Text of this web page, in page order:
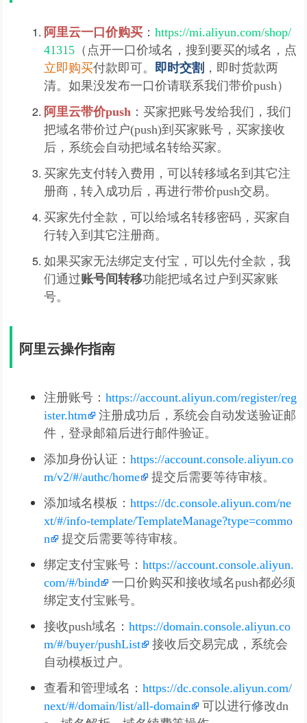
阿里云一口价购买 ：https://mi.aliyun.com/shop/
41315 （点开一口价域名，搜到要买的域名，点
立即购买付款即可。 即时交割 ，即时货款两
清。如果没发布一口价请联系我们带价push）
阿里云带价push ：买家把账号发给我们，我们
把域名带价过户(push)到买家账号，买家接收
后，系统会自动把域名转给买家。
买家先支付转入费用，可以转移域名到其它注
册商，转入成功后，再进行带价push交易。
买家先付全款，可以给域名转移密码，买家自
行转入到其它注册商。
如果买家无法绑定支付宝，可以先付全款，我
们通过账号间转移功能把域名过户到买家账
号。
阿里云操作指南
注册账号：https://account.aliyun.com/register/reg
ister.htm
注册成功后，系统会自动发送验证邮
件，登录邮箱后进行邮件验证。
添加身份认证：https://account.console.aliyun.co
m/v2/#/authc/home
提交后需要等待审核。
添加域名模板：https://dc.console.aliyun.com/ne
xt/#/info-template/TemplateManage?type=commo
n
提交后需要等待审核。
绑定支付宝账号：https://account.console.aliyun.
com/#/bind
一口价购买和接收域名push都必须
绑定支付宝账号。
接收push域名：https://domain.console.aliyun.co
m/#/buyer/pushList
接收后交易完成，系统会
自动模板过户。
查看和管理域名：https://dc.console.aliyun.com/
next/#/domain/list/all-domain
可以进行修改dn